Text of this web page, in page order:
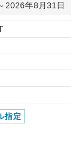
2026年8月31日
指定
に制限があるコース
なので、ご出発の計
。
指定したコースで
を2席利⽤できま